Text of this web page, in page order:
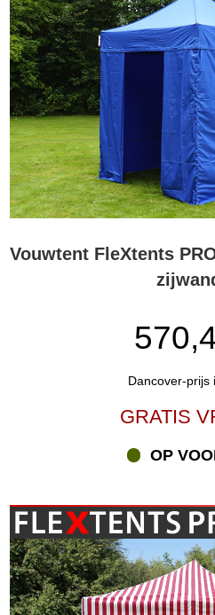
Vouwtent FleXtents
Dancover-prijs
GRATIS
OP